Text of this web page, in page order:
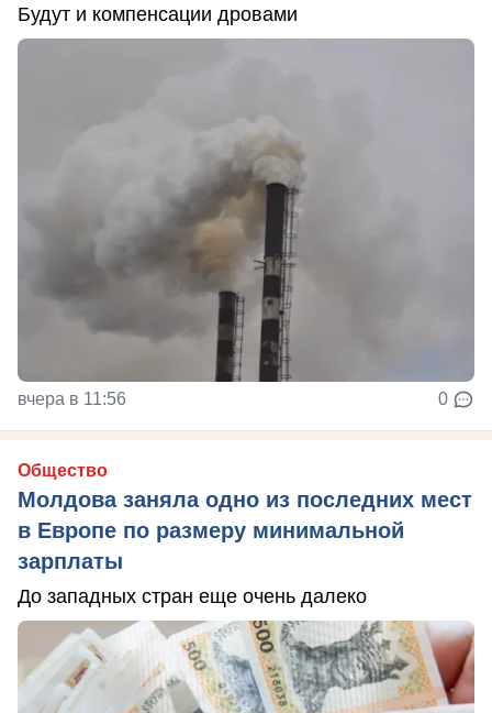
Будут и компенсации дровами
вчера в 11:56 0
Общество
Молдова заняла одно из последних мест
в Европе по размеру минимальной
зарплаты
До западных стран еще очень далеко